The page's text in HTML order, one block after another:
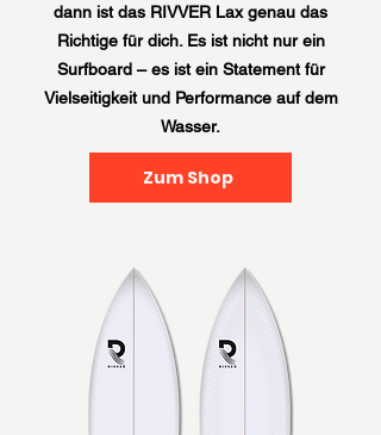
dann ist das RIVVER Lax genau das
Richtige für dich. Es ist nicht nur ein
Surfboard – es ist ein Statement für
Vielseitigkeit und Performance auf dem
Wasser.
Zum Shop